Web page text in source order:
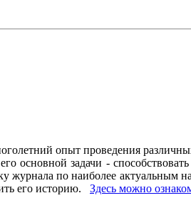
опыт проведения
задачи -
по наиболее актуальным
его историю. Здесь можно